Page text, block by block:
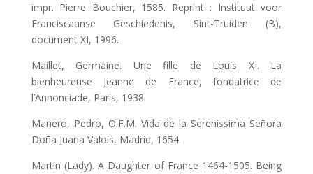
impr. Pierre Bouchier, 1585. Reprint : Instituut voor
Franciscaanse Geschiedenis, Sint-Truiden (B),
document XI, 1996.
Maillet, Germaine. Une fille de Louis XI. La
bienheureuse Jeanne de France, fondatrice de
l’Annonciade, Paris, 1938.
Manero, Pedro, O.F.M. Vida de la Serenissima Señora
Doña Juana Valois, Madrid, 1654.
Martin (Lady). A Daughter of France 1464-1505. Being